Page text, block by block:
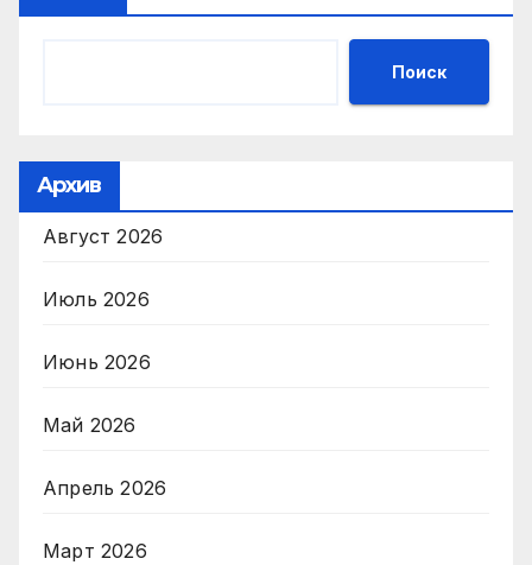
Поиск
Архив
Август 2026
Июль 2026
Июнь 2026
Май 2026
Апрель 2026
Март 2026